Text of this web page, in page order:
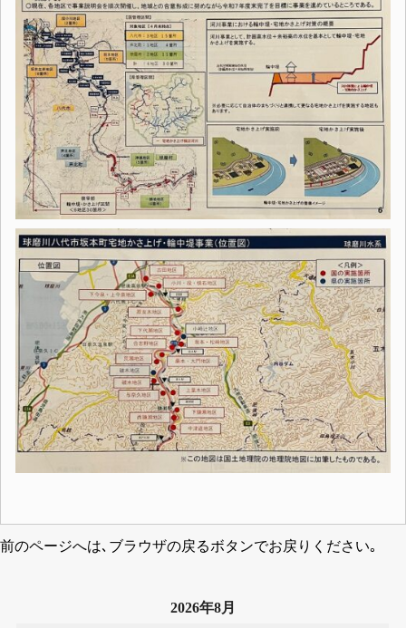
前のページへは､ブラウザの戻るボタンでお戻りください｡
2026年8月